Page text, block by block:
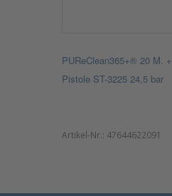
PUReClean365+® 20 M. +
Pistole ST-3225 24,5 bar
Artikel-Nr.: 47644622091